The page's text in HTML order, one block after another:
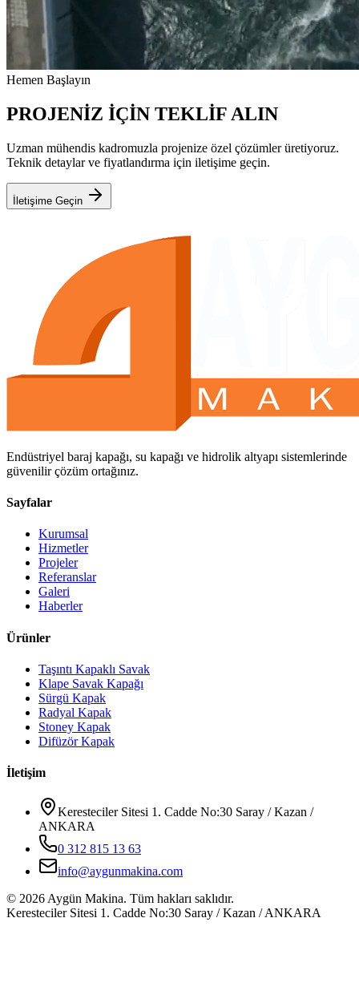
Hemen Başlayın
PROJENİZ İÇİN TEKLİF ALIN
Uzman mühendis kadromuzla projenize özel çözümler üretiyoruz.
Teknik detaylar ve fiyatlandırma için iletişime geçin.
İletişime Geçin
Endüstriyel baraj kapağı, su kapağı ve hidrolik altyapı sistemlerinde
güvenilir çözüm ortağınız.
Sayfalar
Kurumsal
Hizmetler
Projeler
Referanslar
Galeri
Haberler
Ürünler
Taşıntı Kapaklı Savak
Klape Savak Kapağı
Sürgü Kapak
Radyal Kapak
Stoney Kapak
Difüzör Kapak
İletişim
Keresteciler Sitesi 1. Cadde No:30 Saray / Kazan /
ANKARA
0 312 815 13 63
info@aygunmakina.com
© 2026Aygün Makina. Tüm hakları saklıdır.
Keresteciler Sitesi 1. Cadde No:30 Saray / Kazan / ANKARA